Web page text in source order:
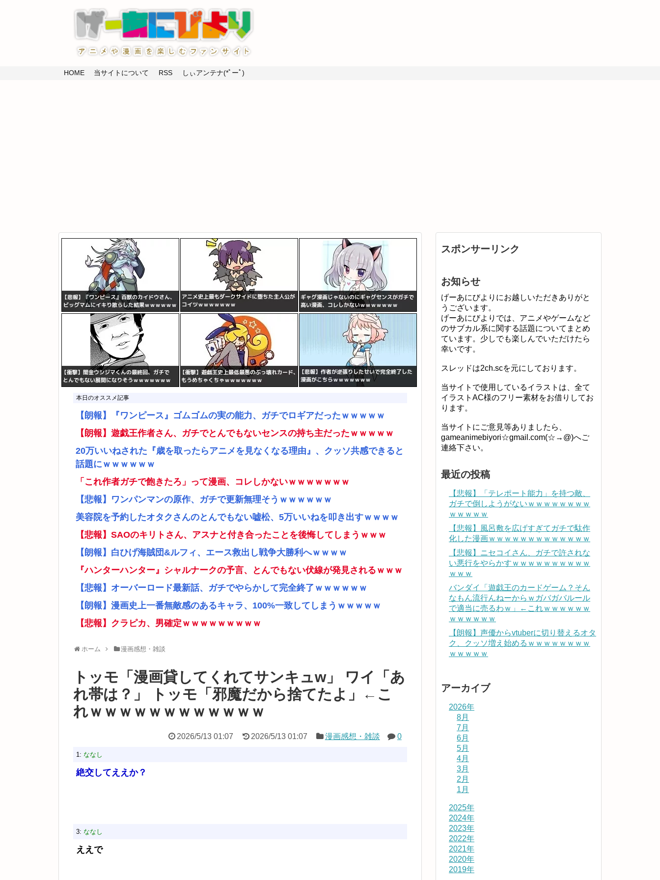
HOME 当サイトについて RSS しぃアンテナ(*ﾟーﾟ)
本日のオススメ記事
【朗報】『ワンピース』ゴムゴムの実の能力、ガチでロギアだったｗｗｗｗｗ
【朗報】遊戯王作者さん、ガチでとんでもないセンスの持ち主だったｗｗｗｗｗ
20万いいねされた『歳を取ったらアニメを見なくなる理由』、クッソ共感できると
話題にｗｗｗｗｗｗ
「これ作者ガチで飽きたろ」って漫画、コレしかないｗｗｗｗｗｗｗ
【悲報】ワンパンマンの原作、ガチで更新無理そうｗｗｗｗｗｗ
美容院を予約したオタクさんのとんでもない嘘松、5万いいねを叩き出すｗｗｗｗ
【悲報】SAOのキリトさん、アスナと付き合ったことを後悔してしまうｗｗｗ
【朗報】白ひげ海賊団&ルフィ、エース救出し戦争大勝利へｗｗｗｗ
『ハンターハンター』シャルナークの予言、とんでもない伏線が発見されるｗｗｗ
【悲報】オーバーロード最新話、ガチでやらかして完全終了ｗｗｗｗｗｗ
【朗報】漫画史上一番無敵感のあるキャラ、100%一致してしまうｗｗｗｗｗ
【悲報】クラピカ、男確定ｗｗｗｗｗｗｗｗｗ
ホーム 漫画感想・雑談
トッモ「漫画貸してくれてサンキュw」 ワイ「あ
れ帯は？」 トッモ「邪魔だから捨てたよ」←こ
れｗｗｗｗｗｗｗｗｗｗｗｗ
2026/5/13 01:07 2026/5/13 01:07 漫画感想・雑談 0
1: ななし
絶交してええか？
3: ななし
ええで
スポンサーリンク
お知らせ
げーあにびよりにお越しいただきありがと
うございます。
げーあにびよりでは、アニメやゲームなど
のサブカル系に関する話題についてまとめ
ています。少しでも楽しんでいただけたら
幸いです。
スレッドは2ch.scを元にしております。
当サイトで使用しているイラストは、全て
イラストAC様のフリー素材をお借りしてお
ります。
当サイトにご意見等ありましたら、
gameanimebiyori☆gmail.com(☆→@)へご
連絡下さい。
最近の投稿
【悲報】「テレポート能力」を持つ敵、
ガチで倒しようがないｗｗｗｗｗｗｗｗ
ｗｗｗｗｗ
【悲報】風呂敷を広げすぎてガチで駄作
化した漫画ｗｗｗｗｗｗｗｗｗｗｗｗｗ
【悲報】ニセコイさん、ガチで許されな
い悪行をやらかすｗｗｗｗｗｗｗｗｗｗ
ｗｗｗ
バンダイ「遊戯王のカードゲーム？そん
なもん流行んねーからｗガバガバルール
で適当に売るわｗ」←これｗｗｗｗｗｗ
ｗｗｗｗｗｗ
【朗報】声優からvtuberに切り替えるオタ
ク、クッソ増え始めるｗｗｗｗｗｗｗｗ
ｗｗｗｗｗ
アーカイブ
2026年
8月
7月
6月
5月
4月
3月
2月
1月
2025年
2024年
2023年
2022年
2021年
2020年
2019年